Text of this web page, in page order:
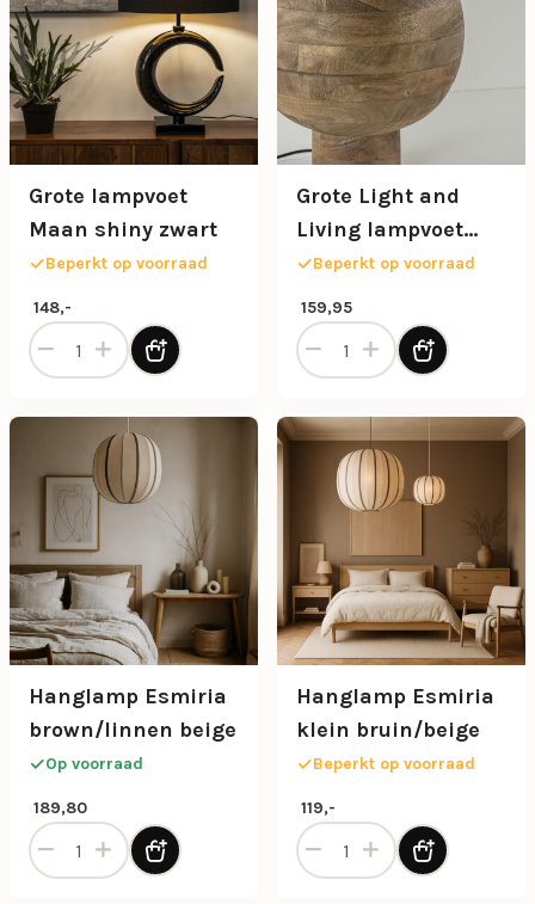
Grote lampvoet
Maan shiny zwart
Beperkt op voorraad
148,-
Grote lampvoet Maan shiny zwart aantal
Grote Light and
Living lampvoet
Barumi hout
Beperkt op voorraad
159,95
Grote Light and Living
Hanglamp Esmiria
brown/linnen beige
Op voorraad
189,80
Hanglamp Esmiria brown/linnen beige aantal
Hanglamp Esmiria
klein bruin/beige
Beperkt op voorraad
119,-
Hanglamp Esmiria klein